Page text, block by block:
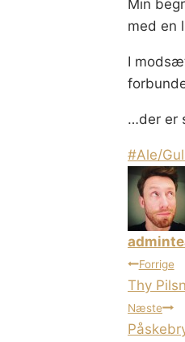
Min
med en
I
…der er
Indlæg-
tags:
#Ale/
Forrige
Thy
Næste